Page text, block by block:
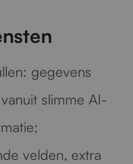
gegevens
slimme AI-
velden, extra